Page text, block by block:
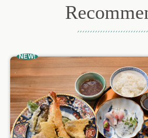
NEW!